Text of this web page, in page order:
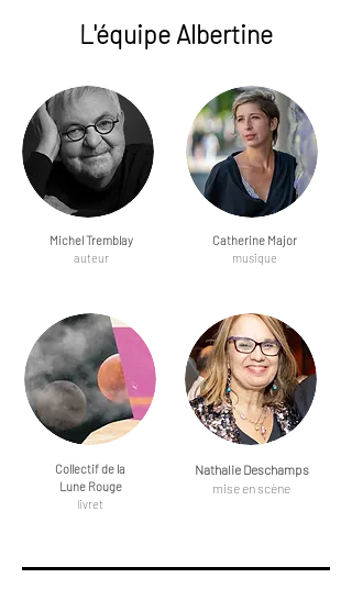
L'équipe Albertine
Michel Tremblay
auteur
Catherine Major
musique
Collectif de la
Lune Rouge
livret
Nathalie Deschamps
mise en scène